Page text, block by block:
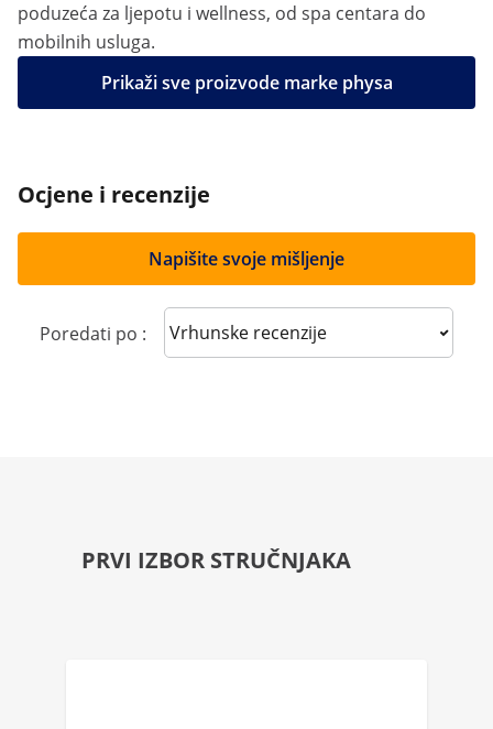
poduzeća za ljepotu i wellness, od spa centara do
mobilnih usluga.
Prikaži sve proizvode marke physa
Ocjene i recenzije
Napišite svoje mišljenje
Poredati po : Sort reviews
PRVI IZBOR STRUČNJAKA